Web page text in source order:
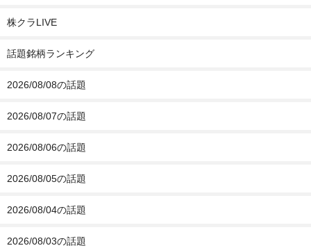
株クラLIVE
話題銘柄ランキング
2026/08/08の話題
2026/08/07の話題
2026/08/06の話題
2026/08/05の話題
2026/08/04の話題
2026/08/03の話題